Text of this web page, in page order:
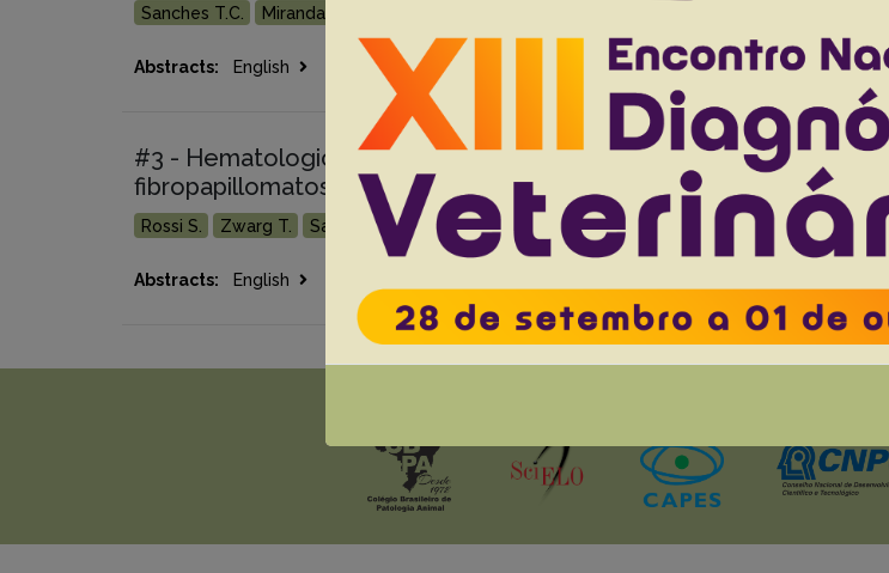
Sanches T.C. Miranda F.R.
Abstracts: English Portuguese Go to 33(4), 2013 Download article |
#3 - Hematological profile of Chelonia mydas (Testudines,
fibropapillomatosis or its absence, 29(12):974-978
Rossi S. Zwarg T. Sanches T.C. César M.O. Werneck M.R. Matushima E.R.
Abstracts: English